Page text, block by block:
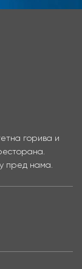
горива и
пред нама.